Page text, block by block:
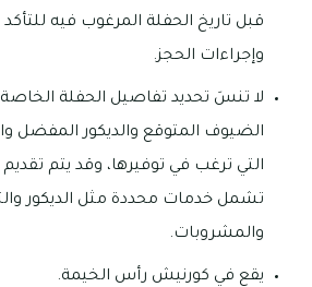
قبل تاريخ الحفلة المرغوب فيه
وإجراءات الحجز.
لا تنسَ تحديد تفاصيل الحفلة
الضيوف المتوقع والديكور المفضل
التي ترغب في توفيرها، وقد يتم تقديم
تشمل خدمات محددة مثل الديكور
والمشروبات.
يقع في كورنيش رأس الخيمة.